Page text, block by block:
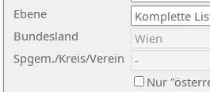
Ebene
Bundesland
Spgem./Kreis/Verein
Nur